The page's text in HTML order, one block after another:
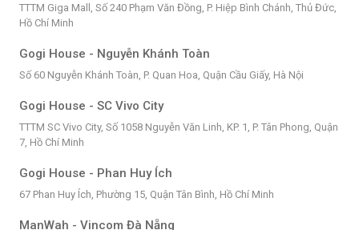
TTTM Giga Mall, Số 240 Phạm Văn Đồng, P. Hiệp Bình Chánh, Thủ Đức,
Hồ Chí Minh
Gogi House - Nguyễn Khánh Toàn
Số 60 Nguyễn Khánh Toàn, P. Quan Hoa, Quận Cầu Giấy, Hà Nội
Gogi House - SC Vivo City
TTTM SC Vivo City, Số 1058 Nguyễn Văn Linh, KP. 1, P. Tân Phong, Quận
7, Hồ Chí Minh
Gogi House - Phan Huy Ích
67 Phan Huy Ích, Phường 15, Quận Tân Bình, Hồ Chí Minh
ManWah - Vincom Đà Nẵng